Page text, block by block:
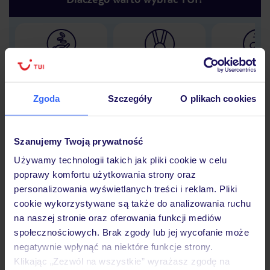
Zgoda Szczegóły O plikach cookies
Szanujemy Twoją prywatność
Używamy technologii takich jak pliki cookie w celu
poprawy komfortu użytkowania strony oraz
personalizowania wyświetlanych treści i reklam. Pliki
cookie wykorzystywane są także do analizowania ruchu
na naszej stronie oraz oferowania funkcji mediów
społecznościowych. Brak zgody lub jej wycofanie może
negatywnie wpłynąć na niektóre funkcje strony.
Klikając „Zezwól na wszystkie” wyrażasz zgodę na
Lider niskich cen 30 lat w
Hotel
Opinie
Pokoje